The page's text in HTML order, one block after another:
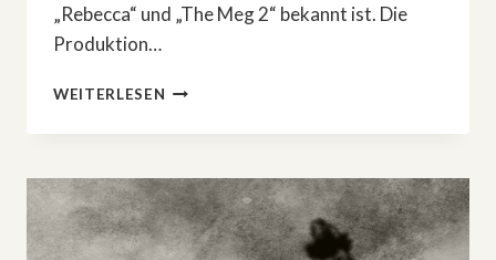
„Rebecca“ und „The Meg 2“ bekannt ist. Die
Produktion…
WEITERLESEN DIE
ZOMBIES:
SERIE
»GENERATION
Z«
STARTET